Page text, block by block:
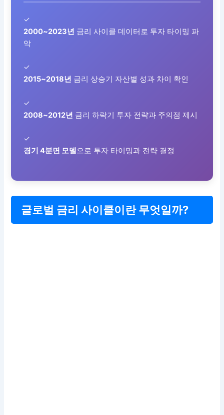
✓
2000~2023년 금리 사이클 데이터로 투자 타이밍 파
악
✓
2015~2018년 금리 상승기 자산별 성과 차이 확인
✓
2008~2012년 금리 하락기 투자 전략과 주의점 제시
✓
경기 4분면 모델으로 투자 타이밍과 전략 결정
글로벌 금리 사이클이란 무엇일까?